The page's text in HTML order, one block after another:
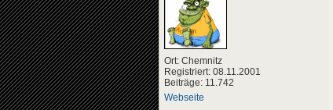
Ort: Chemnitz
Registriert: 08.11.2001
Beiträge: 11.742
Webseite